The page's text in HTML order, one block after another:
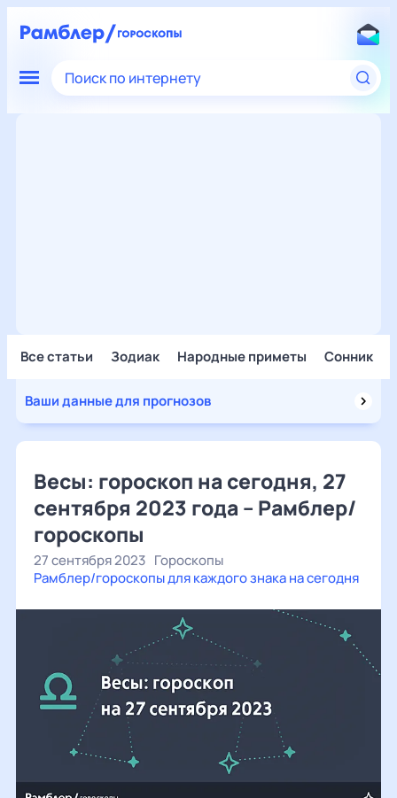
Поиск по интернету
Все статьи Зодиак Народные приметы Сонник
Ваши данные для прогнозов
Весы: гороскоп на сегодня, 27
сентября 2023 года – Рамблер/
гороскопы
27 сентября 2023 Гороскопы
Рамблер/гороскопы для каждого знака на сегодня